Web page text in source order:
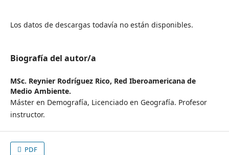
Los datos de descargas todavía no están disponibles.
Biografía del autor/a
MSc. Reynier Rodríguez Rico, Red Iberoamericana de
Medio Ambiente.
Máster en Demografía, Licenciado en Geografía. Profesor
instructor.
PDF